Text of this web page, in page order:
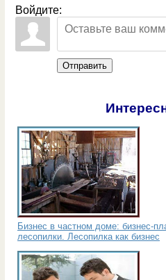
Войдите:
Отправить
Бизнес в частном доме: бизнес-
лесопилки. Лесопилка как бизнес